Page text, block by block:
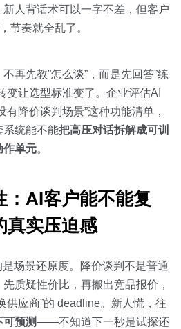
预约演示
人背话术可以一字不差，但客户
节奏就全乱了。
再先教”怎么谈”，而是先回答”练
变让选型标准变了。企业评估AI
有降价谈判场景”这种功能清单，
统能不能把高压对话拆解成可训
作单元。
：AI客户能不能复
真实压迫感
场景还原度。降价谈判不是普通
质疑性价比，再搬出竞品报价，
供应商”的 deadline。新人慌，往
预测——不知道下一秒是试探还